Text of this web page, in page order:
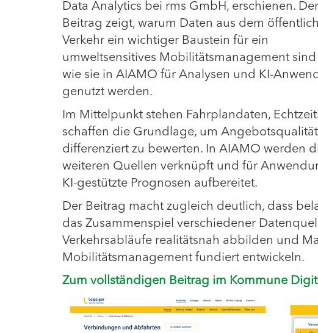
Data Analytics bei rms GmbH, erschienen. Der
Beitrag zeigt, warum Daten aus dem
Verkehr ein wichtiger Baustein für ein
umweltsensitives Mobilitätsmanagement
wie sie in AIAMO für Analysen und KI-
genutzt werden.
Im Mittelpunkt stehen Fahrplandaten,
schaffen die Grundlage, um
differenziert zu bewerten. In AIAMO werden
weiteren Quellen verknüpft und für
KI-gestützte Prognosen aufbereitet.
Der Beitrag macht zugleich deutlich, dass
das Zusammenspiel verschiedener
Verkehrsabläufe realitätsnah abbilden und
Mobilitätsmanagement fundiert entwickeln.
Zum vollständigen Beitrag im Kommune